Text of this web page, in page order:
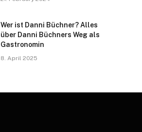
Wer ist Danni Büchner? Alles
über Danni Büchners Weg als
Gastronomin
8. April 2025